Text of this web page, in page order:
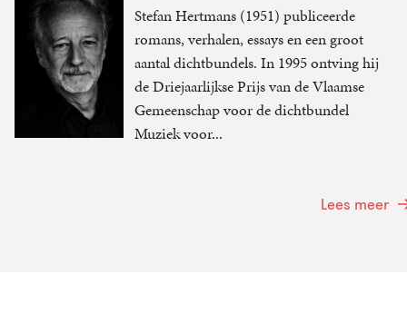
Stefan Hertmans (1951) publiceerde
romans, verhalen, essays en een groot
aantal dichtbundels. In 1995 ontving hij
de Driejaarlijkse Prijs van de Vlaamse
Gemeenschap voor de dichtbundel
Muziek voor...
Lees meer